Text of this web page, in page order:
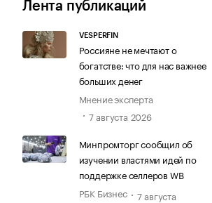
Лента публикаций
VESPERFIN
Россияне не мечтают о
богатстве: что для нас важнее
больших денег
Мнение эксперта
7 августа 2026
Минпромторг сообщил об
изучении властями идей по
поддержке селлеров WB
РБК Бизнес
7 августа